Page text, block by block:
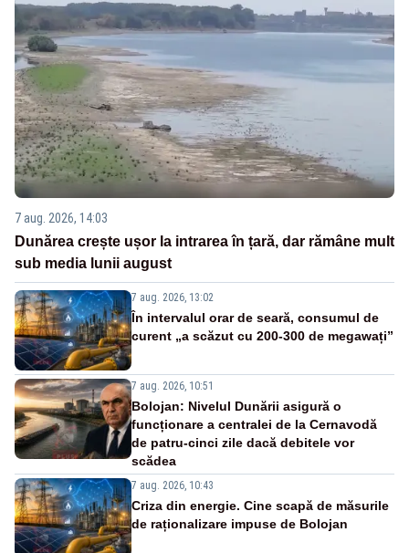
7 aug. 2026, 14:03
Dunărea crește ușor la intrarea în țară, dar rămâne mult
sub media lunii august
7 aug. 2026, 13:02
În intervalul orar de seară, consumul de
curent „a scăzut cu 200-300 de megawați”
7 aug. 2026, 10:51
Bolojan: Nivelul Dunării asigură o
funcționare a centralei de la Cernavodă
de patru-cinci zile dacă debitele vor
scădea
7 aug. 2026, 10:43
Criza din energie. Cine scapă de măsurile
de raționalizare impuse de Bolojan